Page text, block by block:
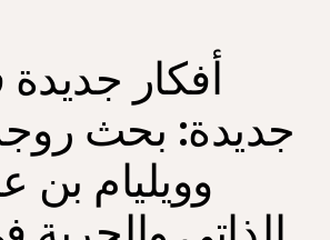
أدوات الفصل الدراسي
المعاهد
تدريس مهارات البحث
إرشاد طلاب NHD
أفكار
جديدة: بحث روجر
وويليام بن